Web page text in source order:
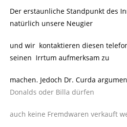
Der erstaunliche Standpunkt des
natürlich unsere Neugier
und wir kontaktieren diesen
seinen Irrtum aufmerksam zu
machen. Jedoch Dr. Curda
Donalds oder Billa dürfen
auch keine Fremdwaren verkauft